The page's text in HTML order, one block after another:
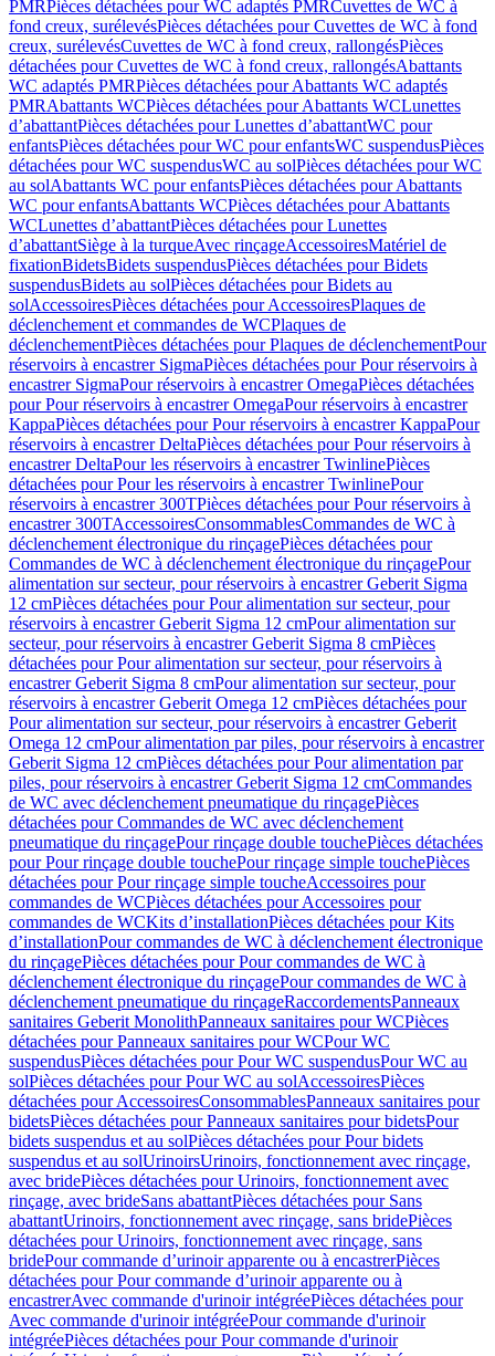
PMRPièces détachées pour WC adaptés PMRCuvettes de WC à
fond creux, surélevésPièces détachées pour Cuvettes de WC à fond
creux, surélevésCuvettes de WC à fond creux, rallongésPièces
détachées pour Cuvettes de WC à fond creux, rallongésAbattants
WC adaptés PMRPièces détachées pour Abattants WC adaptés
PMRAbattants WCPièces détachées pour Abattants WCLunettes
d’abattantPièces détachées pour Lunettes d’abattantWC pour
enfantsPièces détachées pour WC pour enfantsWC suspendusPièces
détachées pour WC suspendusWC au solPièces détachées pour WC
au solAbattants WC pour enfantsPièces détachées pour Abattants
WC pour enfantsAbattants WCPièces détachées pour Abattants
WCLunettes d’abattantPièces détachées pour Lunettes
d’abattantSiège à la turqueAvec rinçageAccessoiresMatériel de
fixationBidetsBidets suspendusPièces détachées pour Bidets
suspendusBidets au solPièces détachées pour Bidets au
solAccessoiresPièces détachées pour AccessoiresPlaques de
déclenchement et commandes de WCPlaques de
déclenchementPièces détachées pour Plaques de déclenchementPour
réservoirs à encastrer SigmaPièces détachées pour Pour réservoirs à
encastrer SigmaPour réservoirs à encastrer OmegaPièces détachées
pour Pour réservoirs à encastrer OmegaPour réservoirs à encastrer
KappaPièces détachées pour Pour réservoirs à encastrer KappaPour
réservoirs à encastrer DeltaPièces détachées pour Pour réservoirs à
encastrer DeltaPour les réservoirs à encastrer TwinlinePièces
détachées pour Pour les réservoirs à encastrer TwinlinePour
réservoirs à encastrer 300TPièces détachées pour Pour réservoirs à
encastrer 300TAccessoiresConsommablesCommandes de WC à
déclenchement électronique du rinçagePièces détachées pour
Commandes de WC à déclenchement électronique du rinçagePour
alimentation sur secteur, pour réservoirs à encastrer Geberit Sigma
12 cmPièces détachées pour Pour alimentation sur secteur, pour
réservoirs à encastrer Geberit Sigma 12 cmPour alimentation sur
secteur, pour réservoirs à encastrer Geberit Sigma 8 cmPièces
détachées pour Pour alimentation sur secteur, pour réservoirs à
encastrer Geberit Sigma 8 cmPour alimentation sur secteur, pour
réservoirs à encastrer Geberit Omega 12 cmPièces détachées pour
Pour alimentation sur secteur, pour réservoirs à encastrer Geberit
Omega 12 cmPour alimentation par piles, pour réservoirs à encastrer
Geberit Sigma 12 cmPièces détachées pour Pour alimentation par
piles, pour réservoirs à encastrer Geberit Sigma 12 cmCommandes
de WC avec déclenchement pneumatique du rinçagePièces
détachées pour Commandes de WC avec déclenchement
pneumatique du rinçagePour rinçage double touchePièces détachées
pour Pour rinçage double touchePour rinçage simple touchePièces
détachées pour Pour rinçage simple toucheAccessoires pour
commandes de WCPièces détachées pour Accessoires pour
commandes de WCKits d’installationPièces détachées pour Kits
d’installationPour commandes de WC à déclenchement électronique
du rinçagePièces détachées pour Pour commandes de WC à
déclenchement électronique du rinçagePour commandes de WC à
déclenchement pneumatique du rinçageRaccordementsPanneaux
sanitaires Geberit MonolithPanneaux sanitaires pour WCPièces
détachées pour Panneaux sanitaires pour WCPour WC
suspendusPièces détachées pour Pour WC suspendusPour WC au
solPièces détachées pour Pour WC au solAccessoiresPièces
détachées pour AccessoiresConsommablesPanneaux sanitaires pour
bidetsPièces détachées pour Panneaux sanitaires pour bidetsPour
bidets suspendus et au solPièces détachées pour Pour bidets
suspendus et au solUrinoirsUrinoirs, fonctionnement avec rinçage,
avec bridePièces détachées pour Urinoirs, fonctionnement avec
rinçage, avec brideSans abattantPièces détachées pour Sans
abattantUrinoirs, fonctionnement avec rinçage, sans bridePièces
détachées pour Urinoirs, fonctionnement avec rinçage, sans
bridePour commande d’urinoir apparente ou à encastrerPièces
détachées pour Pour commande d’urinoir apparente ou à
encastrerAvec commande d'urinoir intégréePièces détachées pour
Avec commande d'urinoir intégréePour commande d'urinoir
intégréePièces détachées pour Pour commande d'urinoir